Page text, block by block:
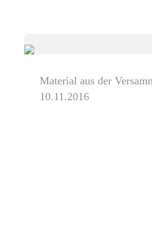
Material aus der
10.11.2016